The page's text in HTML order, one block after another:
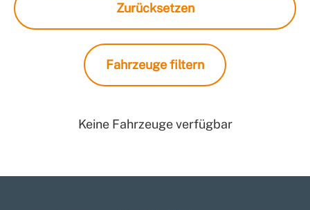
Zurücksetzen
Fahrzeuge filtern
Keine Fahrzeuge verfügbar